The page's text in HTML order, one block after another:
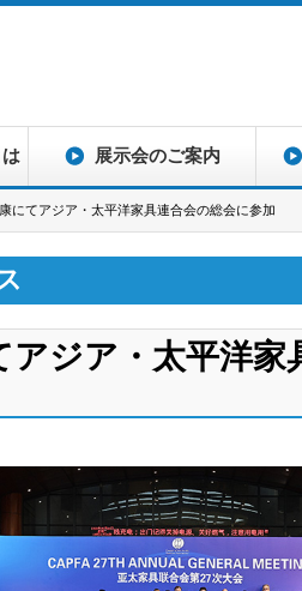
展示会のご案内
にてアジア・太平洋家具連合会の総会に参加
アジア・太平洋家